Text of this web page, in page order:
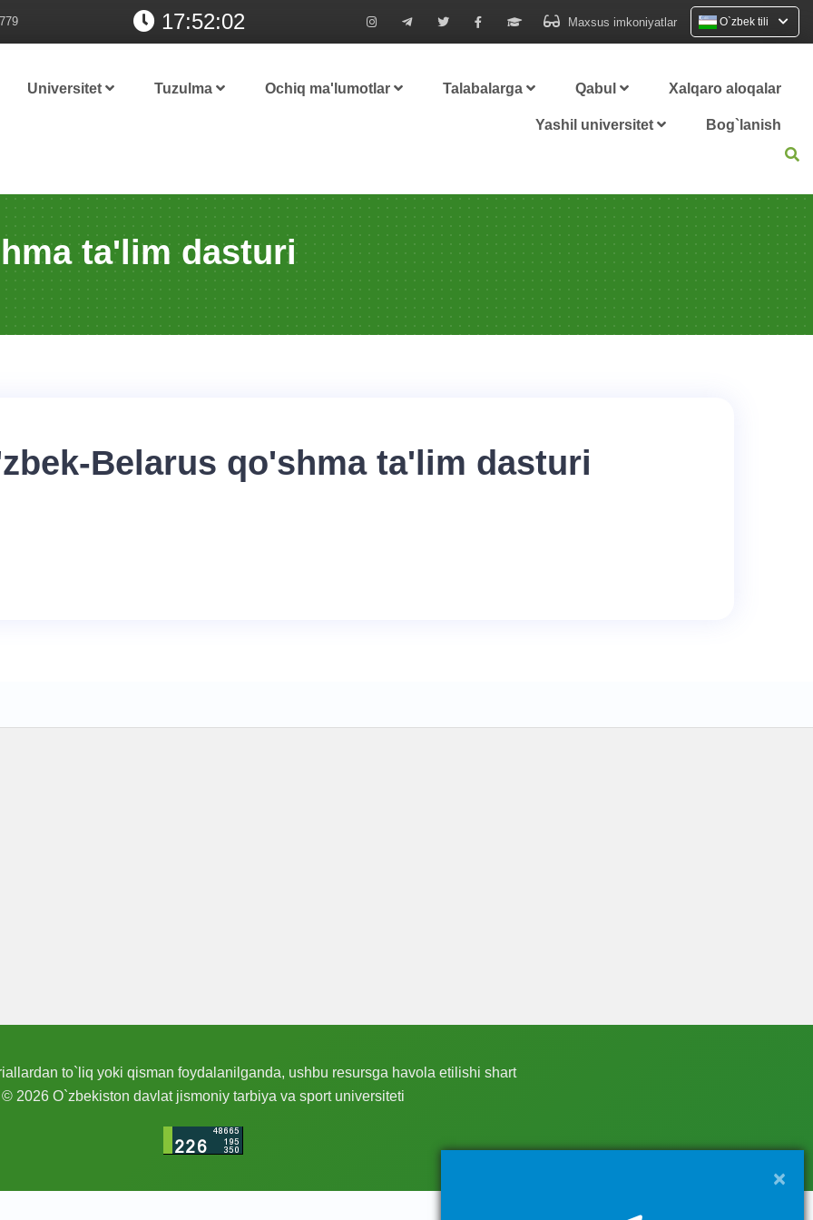
17:52:02 Maxsus imkoniyatlar O`zbek tili
Universitet Tuzulma Ochiq ma'lumotlar Talabalarga Qabul Xalqaro aloqalar
Yashil universitet Bog`lanish
ta'lim dasturi
Belarus qo'shma ta'lim dasturi
to`liq yoki qisman foydalanilganda, ushbu resursga havola etilishi shart
© 2026 O`zbekiston davlat jismoniy tarbiya va sport universiteti
×